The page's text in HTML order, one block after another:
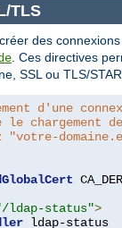
TLS
des
. Ces directives
SSL ou TLS/
d'une
le chargement
"votre-
CA_DER
ldap-status">
ldap-status